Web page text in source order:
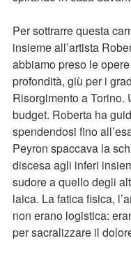
Per sottrarre questa
insieme all’artista
abbiamo preso le
profondità, giù per i
Risorgimento a Torino.
budget. Roberta ha
spendendosi fino
Peyron spaccava la
discesa agli inferi
sudore a quello degli
laica. La fatica fisica,
non erano logistica:
per sacralizzare il